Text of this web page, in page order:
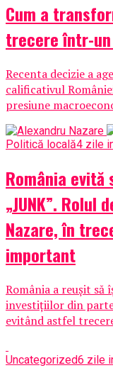
Cum a
trecere într-
Recenta decizie a
calificativul
presiune
Politică locală4 zile
România
„JUNK”. Rolul
Nazare, în
important
România a reușit
investițiilor din
evitând astfel
Uncategorized6 zile